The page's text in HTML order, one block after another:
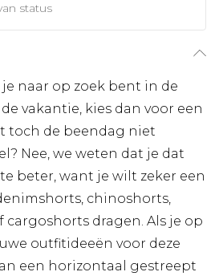
status
naar op zoek bent in de
vakantie, kies dan voor een
toch de beendag niet
Nee, we weten dat je dat
beter, want je wilt zeker een
chinoshorts,
cargoshorts dragen. Als je op
outfitideeën voor deze
een horizontaal gestreept